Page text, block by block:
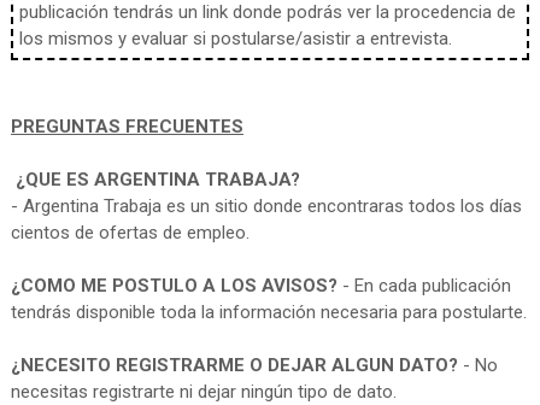
publicación tendrás un link donde podrás ver la procedencia de
los mismos y evaluar si postularse/asistir a entrevista.
PREGUNTAS FRECUENTES
¿QUE ES ARGENTINA TRABAJA?
- Argentina Trabaja es un sitio donde encontraras todos los días
cientos de ofertas de empleo.
¿COMO ME POSTULO A LOS AVISOS? - En cada publicación
tendrás disponible toda la información necesaria para postularte.
¿NECESITO REGISTRARME O DEJAR ALGUN DATO? - No
necesitas registrarte ni dejar ningún tipo de dato.